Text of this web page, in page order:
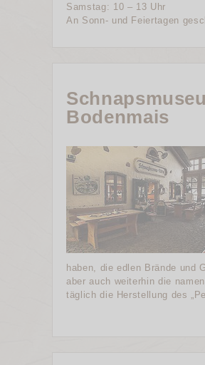
Samstag: 10 – 13 Uhr
An Sonn- und Feiertagen
Bodenmais
haben, die edlen Brände und
aber auch weiterhin die
täglich die Herstellung des